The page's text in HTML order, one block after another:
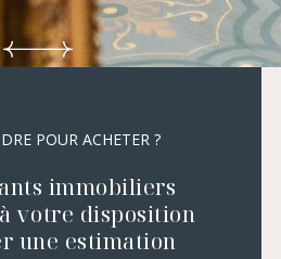
POUR ACHETER ?
immobiliers
votre disposition
une estimation